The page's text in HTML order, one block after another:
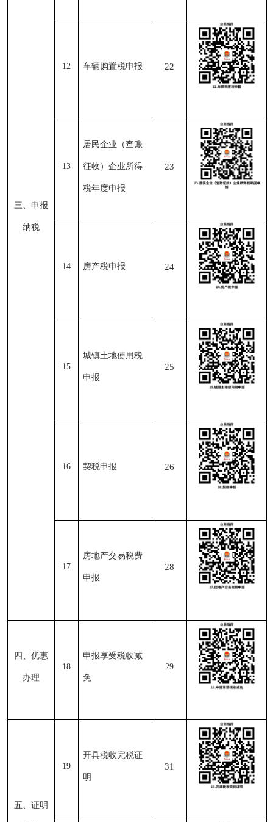
三、申报
纳税
12 车辆购置税申报 22
13
居民企业（查账
征收）企业所得
税年度申报
23
14 房产税申报 24
15
城镇土地使用税
申报
25
16 契税申报 26
17
房地产交易税费
申报
28
四、优惠
办理
18
申报享受税收减
免
29
五、证明
19
开具税收完税证
明
31